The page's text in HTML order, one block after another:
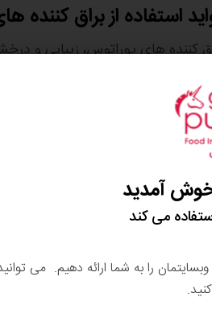
استفاده از براق
کننده های پوراتوس، زیبایی و
براق کننده های گلنان
طعم و بافت آن را نیز بهبود می
از سال 1990، هنگامی که
طیف براق کننده ها را بر اساس
خوش آمدید
می کند
را به شما ارائه دهیم. می